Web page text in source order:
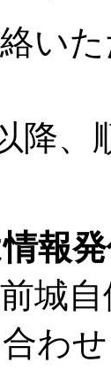
絡い
降
報
城
わ